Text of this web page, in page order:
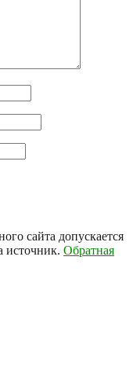
сайта допускается
источник. Обратная